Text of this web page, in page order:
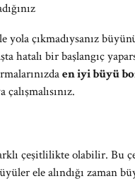
yola çıkmadıysanız
hatalı bir başlangıç
en iyi büyü
çeşitlilikte olabilir. Bu
ele alındığı zaman